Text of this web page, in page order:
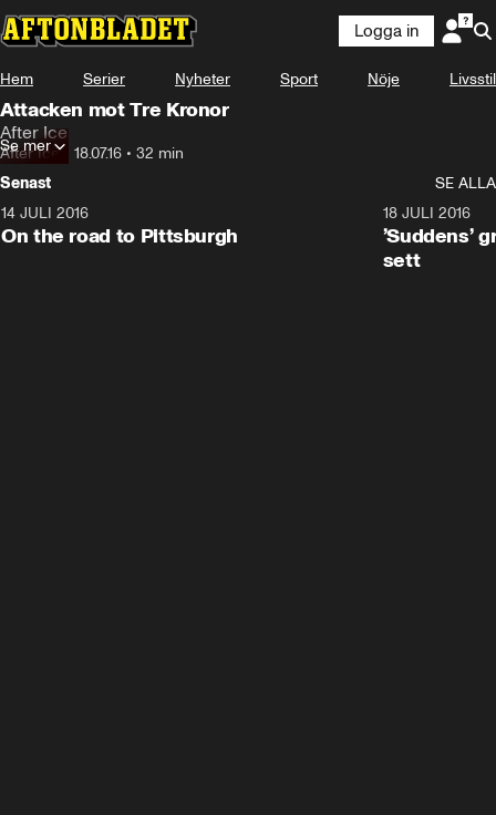
Logga in
Hem Serier Nyheter Sport Nöje Livsstil
Attacken mot Tre Kronor
After Ice
After Ice• 18.07.16 • 32 min
Se mer
Senast
SE ALLA
14 JULI 2016
On the road to Pittsburgh
18 JULI 2016
’Suddens’
sett